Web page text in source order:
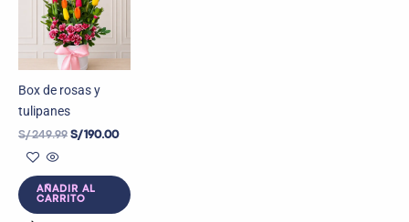
Box de rosas y
tulipanes
S/249.99
era:
S/ 249.99.
S/190.00
AÑADIR AL
CARRITO